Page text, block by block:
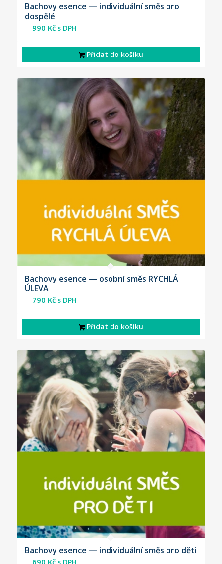
Bachovy esence — individuální směs pro
dospělé
990 Kč s DPH
Přidat do košíku
Bachovy esence — osobní směs RYCHLÁ
ÚLEVA
790 Kč s DPH
Přidat do košíku
Bachovy esence — individuální směs pro děti
690 Kč s DPH